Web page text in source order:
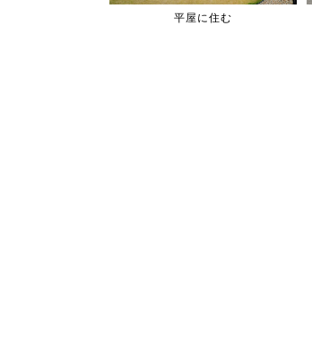
平屋に住む